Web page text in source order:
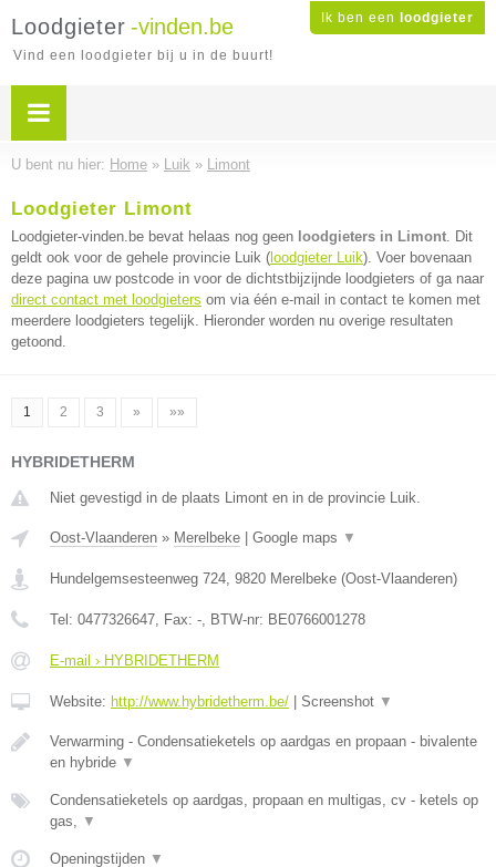
Ik ben een loodgieter
Loodgieter -vinden.be
Vind een loodgieter bij u in de buurt!
U bent nu hier: Home » Luik » Limont
Loodgieter Limont
Loodgieter-vinden.be bevat helaas nog geen loodgieters in Limont. Dit
geldt ook voor de gehele provincie Luik ( loodgieter Luik). Voer bovenaan
deze pagina uw postcode in voor de dichtstbijzijnde loodgieters of ga naar
direct contact met loodgieters om via één e-mail in contact te komen met
meerdere loodgieters tegelijk. Hieronder worden nu overige resultaten
getoond.
1 2 3 » »»
HYBRIDETHERM
Niet gevestigd in de plaats Limont en in de provincie Luik.
Oost-Vlaanderen » Merelbeke Google maps ▼
Hundelgemsesteenweg 724, 9820 Merelbeke (Oost-Vlaanderen)
Tel: 0477326647, Fax: -, BTW-nr: BE0766001278
E-mail › HYBRIDETHERM
Website: http://www.hybridetherm.be/ Screenshot ▼
Verwarming - Condensatieketels op aardgas en propaan - bivalente
en hybride ▼
Condensatieketels op aardgas, propaan en multigas, cv - ketels op
gas, ▼
Openingstijden ▼